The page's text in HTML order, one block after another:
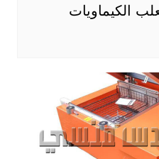
الكيماويات